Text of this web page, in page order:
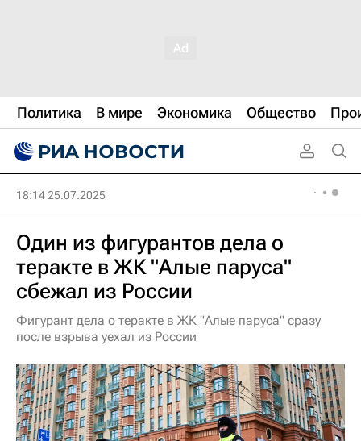
Политика В мире Экономика Общество
18:14 25.07.2025
Один из фигурантов дела о
теракте в ЖК "Алые паруса"
сбежал из России
Фигурант дела о теракте в ЖК "Алые паруса" сразу
после взрыва уехал из России